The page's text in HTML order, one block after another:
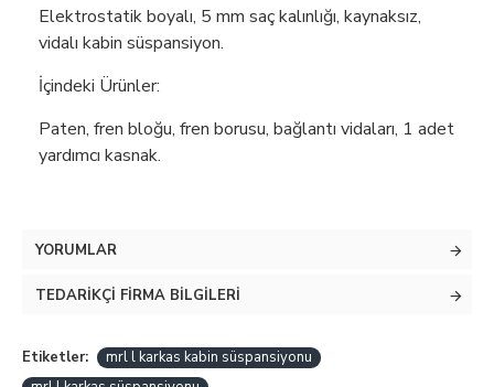
Elektrostatik boyalı, 5 mm saç kalınlığı, kaynaksız,
vidalı kabin süspansiyon.
İçindeki Ürünler:
Paten, fren bloğu, fren borusu, bağlantı vidaları, 1 adet
yardımcı kasnak.
YORUMLAR
TEDARIKÇI FIRMA BILGILERI
Etiketler:
mrl l karkas kabin süspansiyonu